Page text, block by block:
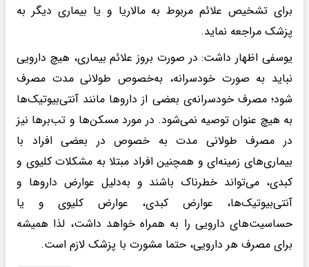
برای تشخیص علائم مربوط به مالاریا و یا بیماری دیگر به
پزشک مراجعه نماید.
یوسفی اظهار داشت: در صورت بروز علائم بیماری، هیچ دارویی
نباید به‌ صورت خودسرانه، به‌خصوص طولانی مدت مصرف
شود؛ مصرف خودسرانه‌ی بعضی از داروها مانند آنتی‌بیوتیک‌ها
به هیچ عنوان توصیه نمی‌شود. در مورد مسکن‌ها و تب‌برها نیز
در مصرف طولانی مدت به خصوص در بعضی افراد با
بیماری‌های زمینه‌ای و همچنین افراد مبتلا به مشکلات کلیوی و
کبدی، می‌تواند خطرناک باشند و به‌دلیل عوارض داروها و
آنتی‌بیوتیک‌ها، عوارض کبدی، عوارض کلیوی‌ و یا
حساسیت‌های دارویی را به همراه خواهد داشت، لذا همیشه
برای مصرف هر دارویی، حتما مشورت با پزشک لازم است.